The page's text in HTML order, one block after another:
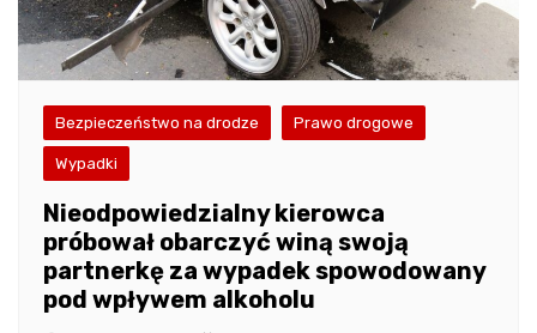
Bezpieczeństwo na drodze Prawo drogowe
Wypadki
Nieodpowiedzialny kierowca
próbował obarczyć winą swoją
partnerkę za wypadek spowodowany
pod wpływem alkoholu